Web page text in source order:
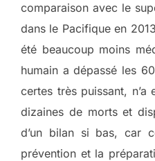
comparaison avec le
dans le Pacifique en
été beaucoup moins
humain a dépassé les
certes très puissant, n’a
dizaines de morts et
d’un bilan si bas, car
prévention et la